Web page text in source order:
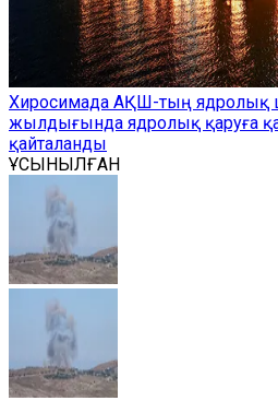
Хиросимада АҚШ-тың
жылдығында ядролық қаруға
қайталанды
ҰСЫНЫЛҒАН